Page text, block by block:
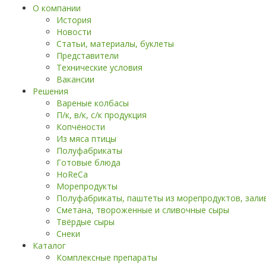
О компании
История
Новости
Статьи, материалы, буклеты
Представители
Технические условия
Вакансии
Решения
Вареные колбасы
П/к, в/к, с/к продукция
Копчёности
Из мяса птицы
Полуфабрикаты
Готовые блюда
HoReCa
Морепродукты
Полуфабрикаты, паштеты из морепродуктов,
Сметана, твороженные и сливочные сыры
Твёрдые сыры
Снеки
Каталог
Комплексные препараты